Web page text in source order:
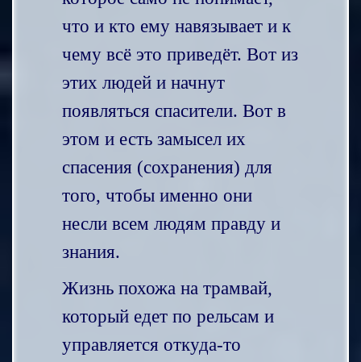
что и кто ему навязывает и к
чему всё это приведёт. Вот из
этих людей и начнут
появляться спасители. Вот в
этом и есть замысел их
спасения (сохранения) для
того, чтобы именно они
несли всем людям правду и
знания.
Жизнь похожа на трамвай,
который едет по рельсам и
управляется откуда-то